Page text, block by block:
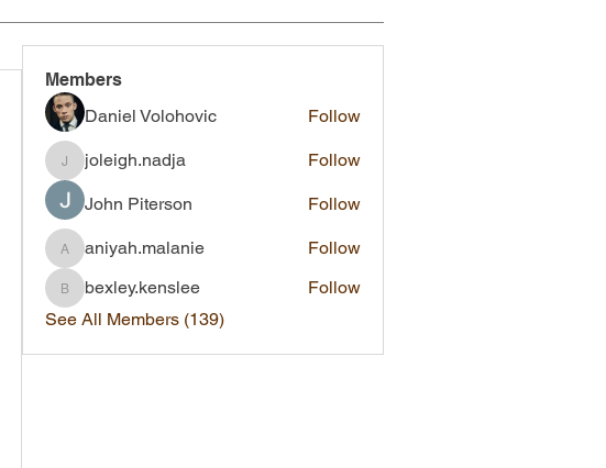
Members
Daniel Volohovic
Follow
joleigh.nadja
joleigh.nadja Follow
John Piterson Follow
aniyah.malanie
aniyah.malanie Follow
bexley.kenslee
bexley.kenslee
Follow
See All Members (139)